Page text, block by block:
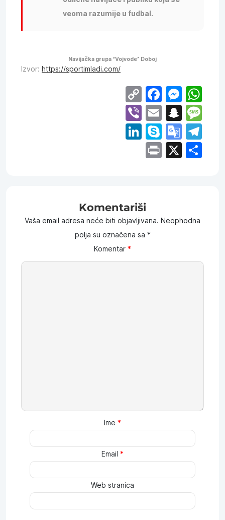
veoma razumije u fudbal.
Navijačka grupa “Vojvode” Doboj
Izvor: https://sportimladi.com/
Copy
Link
ViberEmail
LinkedIn
Skype
Print
X
Komentariši
Vaša email adresa neće biti objavljivana. Neophodna
polja su označena sa *
Komentar *
Ime *
Email *
Web stranica